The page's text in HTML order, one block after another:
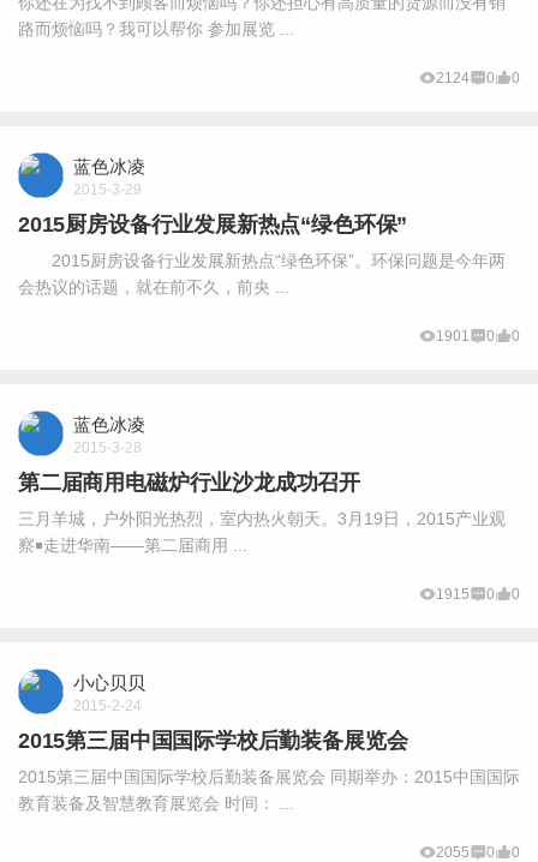
路而烦恼吗？我可以帮你 参加展览 ...
2124 0 0
蓝色冰凌
2015-3-29
2015厨房设备行业发展新热点“绿色环保”
2015厨房设备行业发展新热点“绿色环保”。环保问题是今年两
会热议的话题，就在前不久，前央 ...
1901 0 0
蓝色冰凌
2015-3-28
第二届商用电磁炉行业沙龙成功召开
三月羊城，户外阳光热烈，室内热火朝天。3月19日，2015产业观
察￭走进华南——第二届商用 ...
1915 0 0
小心贝贝
2015-2-24
2015第三届中国国际学校后勤装备展览会
2015第三届中国国际学校后勤装备展览会 同期举办：2015中国国际
教育装备及智慧教育展览会 时间： ...
2055 0 0